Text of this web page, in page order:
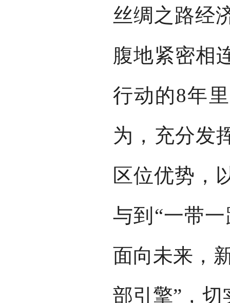
丝绸之路经
腹地紧密相
行动的8年
为，充分发
区位优势，
与到“一带
面向未来，
部引擎”，